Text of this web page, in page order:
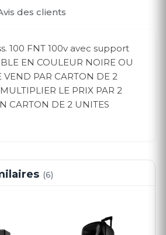
des clients
100 FNT 100v avec support
EN COULEUR NOIRE OU
VEND PAR CARTON DE 2
LE PRIX PAR 2
CARTON DE 2 UNITES
(6)